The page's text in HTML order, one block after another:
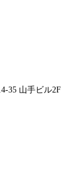
35 山手ビル2F